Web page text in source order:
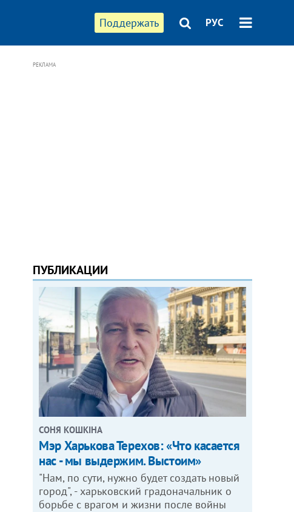
Поддержать РУС
РЕКЛАМА
ПУБЛИКАЦИИ
СОНЯ КОШКІНА
Мэр Харькова Терехов: «Что касается
нас - мы выдержим. Выстоим»
"Нам, по сути, нужно будет создать новый
город", - харьковский градоначальник о
борьбе с врагом и жизни после войны